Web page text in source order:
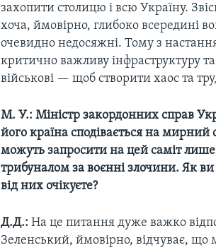
захопити столицю і всю Україну.
хоча, ймовірно, глибоко всередині
очевидно недосяжні. Тому з
критично важливу інфраструктуру
військові — щоб створити хаос та
М. У.: Міністр закордонних справ
його країна сподівається на
можуть запросити на цей саміт лише
трибуналом за воєнні злочини. Як
від них очікуєте?
Д.Д.: На це питання дуже важко
Зеленський, ймовірно, відчуває, що